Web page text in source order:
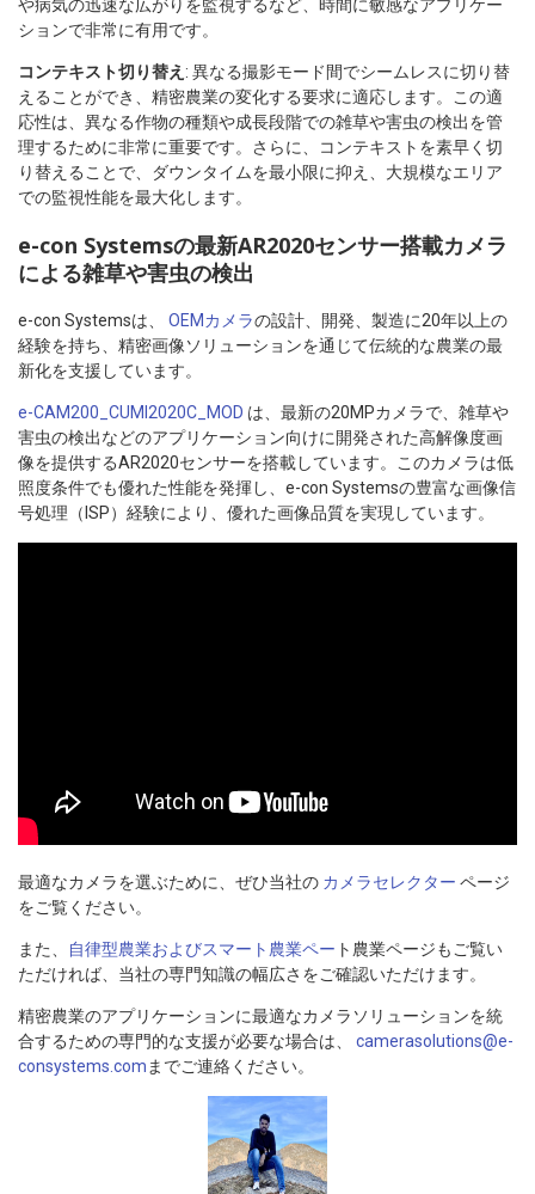
や病気の迅速な広がりを監視するなど、時間に敏感なアプリケー
ションで非常に有用です。
コンテキスト切り替え : 異なる撮影モード間でシームレスに切り替
えることができ、精密農業の変化する要求に適応します。この適
応性は、異なる作物の種類や成長段階での雑草や害虫の検出を管
理するために非常に重要です。さらに、コンテキストを素早く切
り替えることで、ダウンタイムを最小限に抑え、大規模なエリア
での監視性能を最大化します。
e-con Systemsの最新AR2020センサー搭載カメラ
による雑草や害虫の検出
e-con Systemsは、 OEMカメラの設計、開発、製造に20年以上の
経験を持ち、精密画像ソリューションを通じて伝統的な農業の最
新化を支援しています。
e-CAM200_CUMI2020C_MOD は、最新の20MPカメラで、雑草や
害虫の検出などのアプリケーション向けに開発された高解像度画
像を提供するAR2020センサーを搭載しています。このカメラは低
照度条件でも優れた性能を発揮し、e-con Systemsの豊富な画像信
号処理（ISP）経験により、優れた画像品質を実現しています。
最適なカメラを選ぶために、ぜひ当社の カメラセレクター ページ
をご覧ください。
また、 自律型農業およびスマート農業ペー ト農業ページもご覧い
ただければ、当社の専門知識の幅広さをご確認いただけます。
精密農業のアプリケーションに最適なカメラソリューションを統
合するための専門的な支援が必要な場合は、 camerasolutions@e-
consystems.com までご連絡ください。